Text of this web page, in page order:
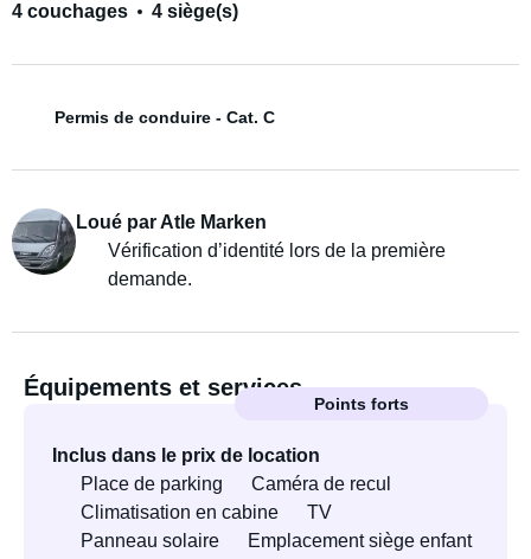
4 couchages 4 siège(s)
Permis de conduire - Cat. C
Loué par Atle Marken
Vérification d’identité lors de la première
demande.
Équipements et services
Points forts
Inclus dans le prix de location
Place de parking
Caméra de recul
Climatisation en cabine
TV
Panneau solaire
Emplacement siège enfant